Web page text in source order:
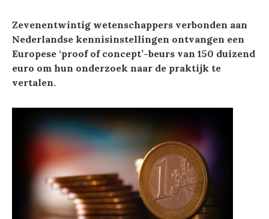
Zevenentwintig wetenschappers verbonden aan
Nederlandse kennisinstellingen ontvangen een
Europese ‘proof of concept’-beurs van 150 duizend
euro om hun onderzoek naar de praktijk te
vertalen.